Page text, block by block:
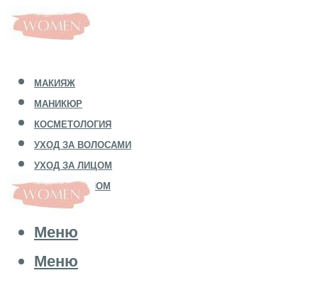
МАКИЯЖ
МАНИКЮР
КОСМЕТОЛОГИЯ
УХОД ЗА ВОЛОСАМИ
УХОД ЗА ЛИЦОМ
УХОД ЗА ТЕЛОМ
Меню
Меню